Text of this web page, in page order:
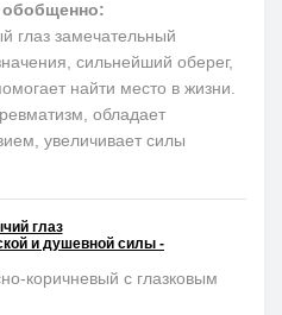
глаз замечательный
сильнейший оберег,
найти место в жизни.
обладает
увеличивает силы
глаз
и душевной силы -
коричневый с глазковым